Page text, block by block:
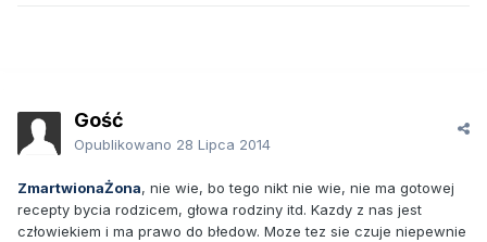
Gość
Opublikowano 28 Lipca 2014
ZmartwionaŻona, nie wie, bo tego nikt nie wie, nie ma gotowej
recepty bycia rodzicem, głowa rodziny itd. Kazdy z nas jest
człowiekiem i ma prawo do błedow. Moze tez sie czuje niepewnie